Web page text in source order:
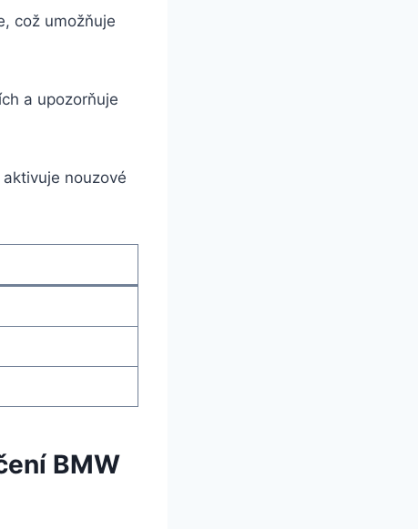
což umožňuje
a upozorňuje
nouzové
BMW